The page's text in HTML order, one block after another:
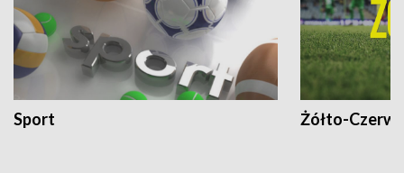
Sport Żółto-